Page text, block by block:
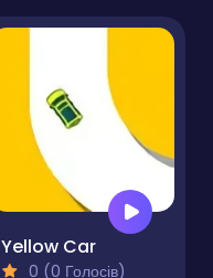
Yellow Car
0 (0 Голосів)